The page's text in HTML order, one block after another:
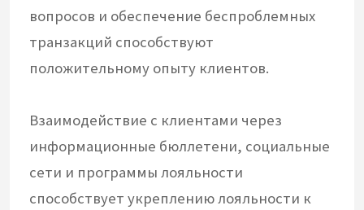
вопросов и обеспечение беспроблемных
транзакций способствуют
положительному опыту клиентов.
Взаимодействие с клиентами через
информационные бюллетени, социальные
сети и программы лояльности
способствует укреплению лояльности к